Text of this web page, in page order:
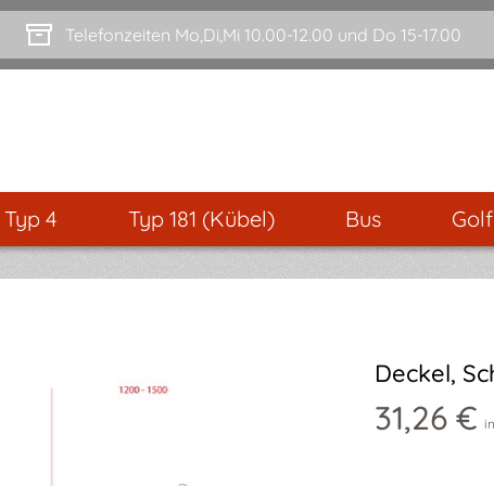
Telefonzeiten Mo,Di,Mi 10.00-12.00 und Do 15-17.00
4 Typ 181 (Kübel) Bus
Deckel,
31,26 €